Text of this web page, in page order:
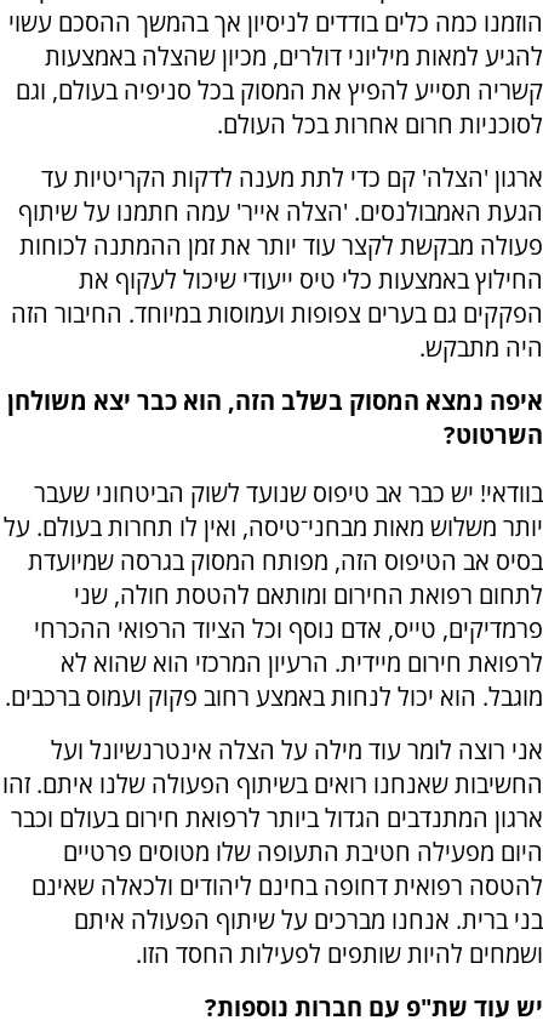
הוזמנו כמה כלים בודדים לניסיון אך בהמשך ההסכם עשוי
להגיע למאות מיליוני דולרים, מכיון שהצלה באמצעות
קשריה תסייע להפיץ את המסוק בכל סניפיה בעולם, וגם
לסוכניות חרום אחרות בכל העולם.
ארגון 'הצלה' קם כדי לתת מענה לדקות הקריטיות עד
הגעת האמבולנסים. 'הצלה אייר' עמה חתמנו על שיתוף
פעולה מבקשת לקצר עוד יותר את זמן ההמתנה לכוחות
החילוץ באמצעות כלי טיס ייעודי שיכול לעקוף את
הפקקים גם בערים צפופות ועמוסות במיוחד. החיבור הזה
היה מתבקש.
איפה נמצא המסוק בשלב הזה, הוא כבר יצא משולחן
השרטוט?
בוודאי! יש כבר אב טיפוס שנועד לשוק הביטחוני שעבר
יותר משלוש מאות מבחני־טיסה, ואין לו תחרות בעולם. על
בסיס אב הטיפוס הזה, מפותח המסוק בגרסה שמיועדת
לתחום רפואת החירום ומותאם להטסת חולה, שני
פרמדיקים, טייס, אדם נוסף וכל הציוד הרפואי ההכרחי
לרפואת חירום מיידית. הרעיון המרכזי הוא שהוא לא
מוגבל. הוא יכול לנחות באמצע רחוב פקוק ועמוס ברכבים.
אני רוצה לומר עוד מילה על הצלה אינטרנשיונל ועל
החשיבות שאנחנו רואים בשיתוף הפעולה שלנו איתם. זהו
ארגון המתנדבים הגדול ביותר לרפואת חירום בעולם וכבר
היום מפעילה חטיבת התעופה שלו מטוסים פרטיים
להטסה רפואית דחופה בחינם ליהודים ולכאלה שאינם
בני ברית. אנחנו מברכים על שיתוף הפעולה איתם
ושמחים להיות שותפים לפעילות החסד הזו.
יש עוד שת"פ עם חברות נוספות?